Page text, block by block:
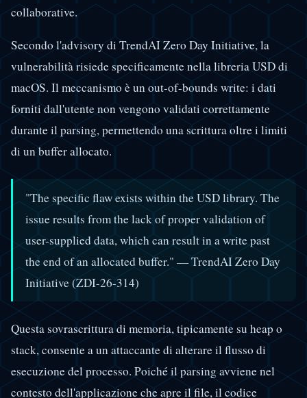
collaborative.
Secondo l'advisory di TrendAI Zero Day Initiative, la
vulnerabilità risiede specificamente nella libreria USD di
macOS. Il meccanismo è un out-of-bounds write: i dati
forniti dall'utente non vengono validati correttamente
durante il parsing, permettendo una scrittura oltre i limiti
di un buffer allocato.
"The specific flaw exists within the USD library. The
issue results from the lack of proper validation of
user-supplied data, which can result in a write past
the end of an allocated buffer." — TrendAI Zero Day
Initiative (ZDI-26-314)
Questa sovrascrittura di memoria, tipicamente su heap o
stack, consente a un attaccante di alterare il flusso di
esecuzione del processo. Poiché il parsing avviene nel
contesto dell'applicazione che apre il file, il codice